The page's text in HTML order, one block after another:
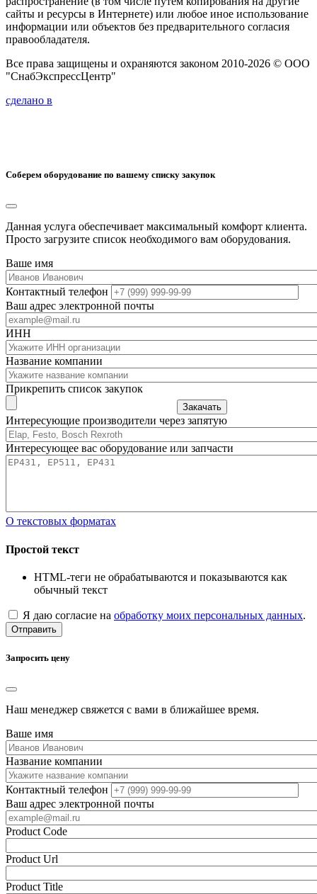
сайты и ресурсы в Интернете) или любое иное использование
информации или объектов без предварительного согласия
правообладателя.
Все права защищены и охраняются законом 2010-2026 © ООО
"СнабЭкспрессЦентр"
сделано в
Соберем оборудование по вашему списку закупок
Данная услуга обеспечивает максимальный комфорт клиента.
Просто загрузите список необходимого вам оборудования.
Ваше имя
Контактный телефон
Ваш адрес электронной почты
ИНН
Название компании
Прикрепить список закупок
Закачать
Интересующие производители через запятую
Интересующее вас оборудование или запчасти
О текстовых форматах
Простой текст
HTML-теги не обрабатываются и показываются как
обычный текст
Я даю согласие на обработку моих персональных данных.
Отправить
Запросить цену
Наш менеджер свяжется с вами в ближайшее время.
Ваше имя
Название компании
Контактный телефон
Ваш адрес электронной почты
Product Code
Product Url
Product Title